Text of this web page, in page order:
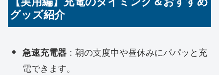
グッズ紹介
急速充電器：朝の支度中や昼休みにパパッと充
電できます。